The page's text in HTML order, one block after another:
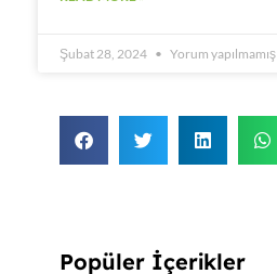
Şubat 28, 2024 Yorum yapılmamış
Popüler İçerikler